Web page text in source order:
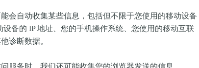
会自动收集某些信息，包括但不限于您使用的移动设备
备的 IP 地址、您的手机操作系统、您使用的移动互联
诊断数据。
服务时，我们还可能收集您的浏览器发送的信息。